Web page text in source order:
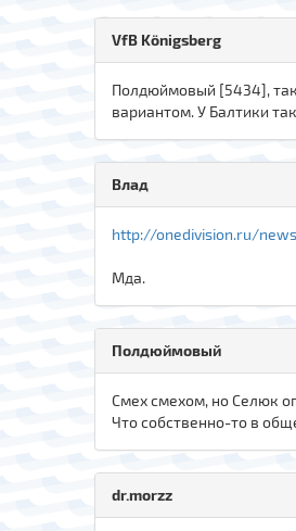
VfB Königsberg
Полдюймовый [5434],
вариантом. У Балтики
Влад
http://onedivision.ru/
Мда.
Полдюймовый
Смех смехом, но Селюк
Что собственно-то в
dr.morzz